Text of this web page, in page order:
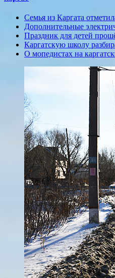
Семья из Каргата
Дополнительные
Праздник для детей
Каргатскую школу
О мопедистах на